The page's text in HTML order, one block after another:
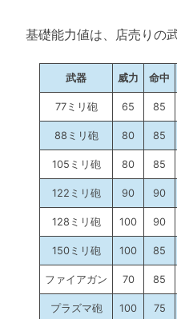
基礎能力値は、店売りの
武器 威力 命中
77ミリ砲 65 85
88ミリ砲 80 85
105ミリ砲 80 85
122ミリ砲 90 90
128ミリ砲 100 90
150ミリ砲 100 85
ファイアガン 70 85
プラズマ砲 100 75